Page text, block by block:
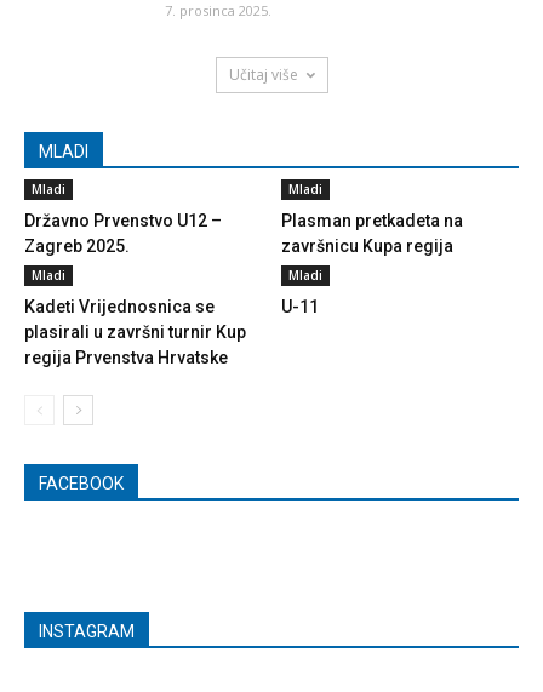
7. prosinca 2025.
Učitaj više
MLADI
Mladi
Državno Prvenstvo U12 –
Zagreb 2025.
Mladi
Plasman pretkadeta na
završnicu Kupa regija
Mladi
Kadeti Vrijednosnica se
plasirali u završni turnir Kup
regija Prvenstva Hrvatske
Mladi
U-11
FACEBOOK
INSTAGRAM